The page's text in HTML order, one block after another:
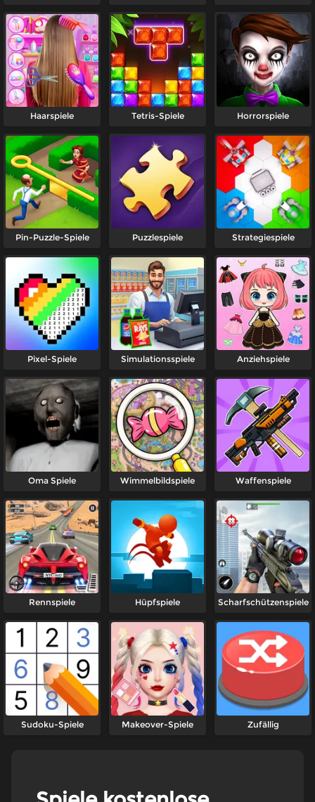
Haarspiele Tetris-Spiele Horrorspiele
Pin-Puzzle-Spiele Puzzlespiele Strategiespiele
Pixel-Spiele Simulationsspiele Anziehspiele
Oma Spiele Wimmelbildspiele Waffenspiele
Rennspiele Hüpfspiele Scharfschützenspiele
Sudoku-Spiele Makeover-Spiele Zufällig